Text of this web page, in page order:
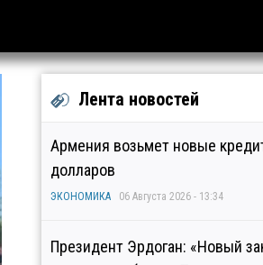
Лента новостей
Армения возьмет новые
долларов
ЭКОНОМИКА 06 Августа 2026 - 13:34
Президент Эрдоган: «Новый